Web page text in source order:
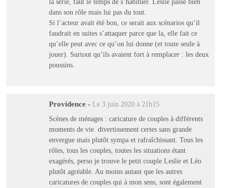
la série, faut le temps de s’habituer. Leslie passe bien
dans son rôle mais lui pas du tout.
Si l’acteur avait été bon, ce serait aux scénarios qu’il
faudrait en suites s’attaquer parce que la, elle fait ce
qu’elle peut avec ce qu’on lui donne (et toute seule à
jouer). Surtout qu’ils avaient fort à remplacer : les deux
poussins.
Providence - Le 3 juin 2020 à 21h15
Scènes de ménages : caricature de couples à différents
moments de vie. divertissement certes sans grande
envergue mais plutôt sympa et rafraîchissant. Tous les
rôles, tous les couples, toutes les situations étant
exagérés, perso je trouve le petit couple Leslie et Léo
plutôt agréable. Au moins autant que les autres
caricatures de couples qui à mon sens, sont également